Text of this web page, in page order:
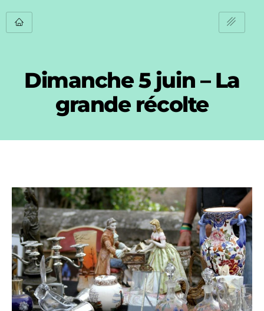
Dimanche 5 juin – La
grande récolte